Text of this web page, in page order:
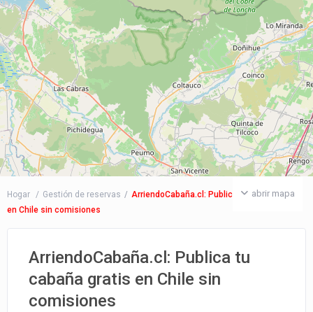
abrir mapa
Hogar Gestión de reservas
ArriendoCabaña.cl: Publica tu cabaña gratis
en Chile sin comisiones
ArriendoCabaña.cl: Publica tu
cabaña gratis en Chile sin
comisiones